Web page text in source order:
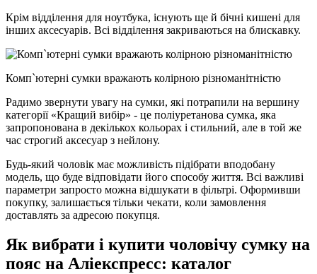
Крім відділення для ноутбука, існують ще й бічні кишені для
інших аксесуарів. Всі відділення закриваються на блискавку.
Комп`ютерні сумки вражають колірною різноманітністю
Радимо звернути увагу на сумки, які потрапили на вершину
категорії «Кращий вибір» - це поліуретанова сумка, яка
запропонована в декількох кольорах і стильний, але в той же
час строгий аксесуар з нейлону.
Будь-який чоловік має можливість підібрати вподобану
модель, що буде відповідати його способу життя. Всі важливі
параметри запросто можна відшукати в фільтрі. Оформивши
покупку, залишається тільки чекати, коли замовлення
доставлять за адресою покупця.
Як вибрати і купити чоловічу сумку на
пояс на Аліекспресс: каталог